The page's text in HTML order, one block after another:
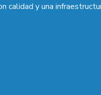
calidad y una